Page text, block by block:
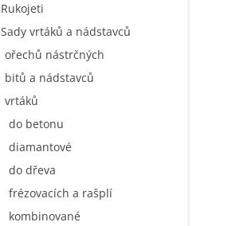
Rukojeti
Sady vrtáků a nádstavců
ořechů nástrčných
bitů a nádstavců
vrtáků
do betonu
diamantové
do dřeva
frézovacích a rašplí
kombinované